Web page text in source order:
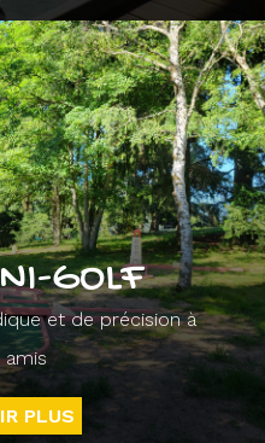
GOLF
et de précision à
PLUS